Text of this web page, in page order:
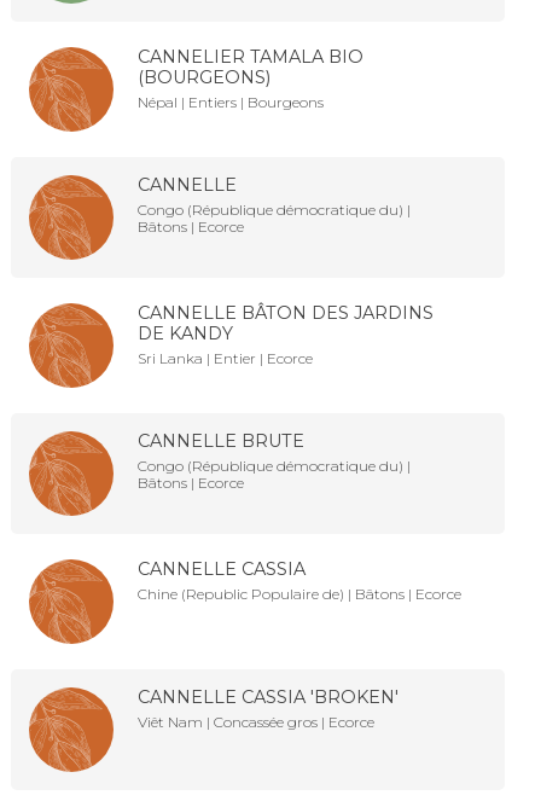
CANNELIER TAMALA BIO
(BOURGEONS)
Népal | Entiers | Bourgeons
CANNELLE
Congo (République démocratique du) |
Bâtons | Ecorce
CANNELLE BÂTON DES JARDINS
DE KANDY
Sri Lanka | Entier | Ecorce
CANNELLE BRUTE
Congo (République démocratique du) |
Bâtons | Ecorce
CANNELLE CASSIA
Chine (Republic Populaire de) | Bâtons | Ecorce
CANNELLE CASSIA 'BROKEN'
Viêt Nam | Concassée gros | Ecorce